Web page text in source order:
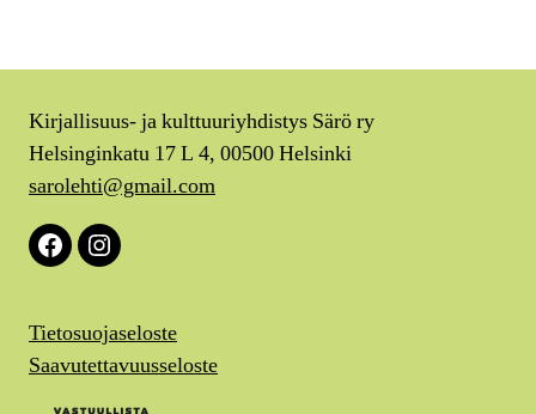
Kirjallisuus- ja kulttuuriyhdistys Särö ry
Helsinginkatu 17 L 4, 00500 Helsinki
sarolehti@gmail.com
FacebookInstagram
Tietosuojaseloste
Saavutettavuusseloste